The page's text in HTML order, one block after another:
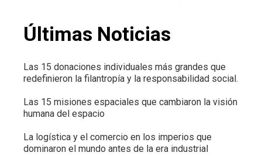
Últimas Noticias
Las 15 donaciones individuales más grandes que
redefinieron la filantropía y la responsabilidad social.
Las 15 misiones espaciales que cambiaron la visión
humana del espacio
La logística y el comercio en los imperios que
dominaron el mundo antes de la era industrial